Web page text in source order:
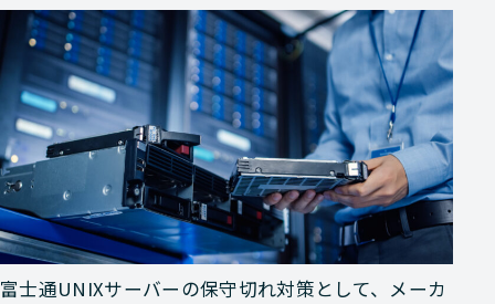
富士通UNIXサーバーの保守切れ対策として、メーカ